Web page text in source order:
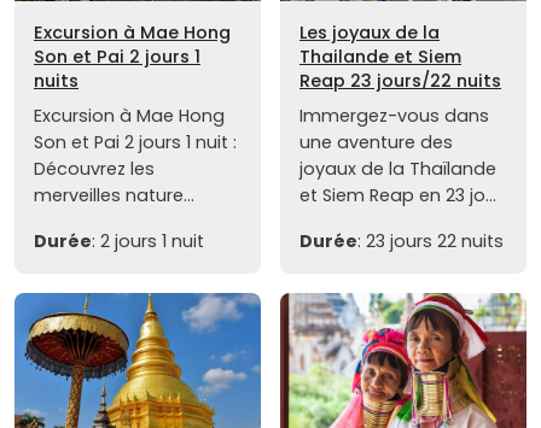
Excursion à Mae Hong
Son et Pai 2 jours 1
nuits
Excursion à Mae Hong
Son et Pai 2 jours 1 nuit :
Découvrez les
merveilles nature...
Durée: 2 jours 1 nuit
Les joyaux de la
Thailande et Siem
Reap 23 jours/22 nuits
Immergez-vous dans
une aventure des
joyaux de la Thaïlande
et Siem Reap en 23 jo...
Durée: 23 jours 22 nuits